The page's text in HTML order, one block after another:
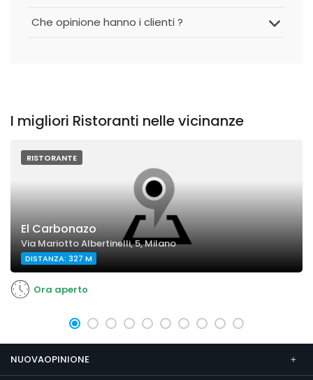
Che opinione hanno i clienti ?
I migliori Ristoranti nelle vicinanze
RISTORANTE
El Carbonazo
Via Mariotto Albertinelli, 5, Milano
DISTANZA: 327 M
Ora aperto
NUOVAOPINIONE